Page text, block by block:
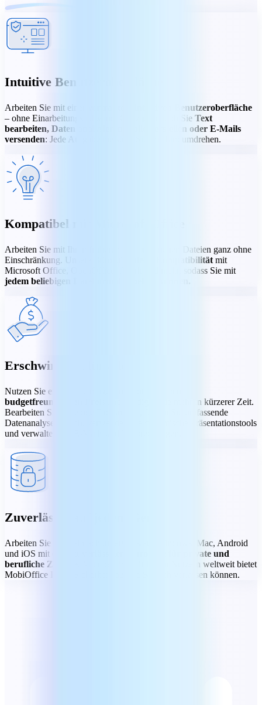
Intuitive Benutzeroberfläche
Arbeiten Sie mit einer
vertrauten, intuitiven Benutzeroberfläche
– ohne Einarbeitungsaufwand. Ganz gleich, ob Sie Text
bearbeiten, Daten analysieren, Folien erstellen oder E-Mails
versenden: Jede Aufgabe meistern Sie im Handumdrehen.
Kompatibel mit Microsoft Office
Arbeiten Sie mit Ihren früheren wie auch neuen Dateien ganz ohne
Einschränkung. Unsere Bürosuite
bietet Kompatibilität mit
Microsoft Office, OpenOffice, iWork und mehr, sodass Sie mit
jedem beliebigen Dateiformat arbeiten können.
Erschwinglich für alle
Nutzen Sie eine vollständige Bürosuite zu einem
budgetfreundlichen Preis
und erledigen Sie mehr in kürzerer Zeit.
Bearbeiten Sie beliebige Dokumente, führen Sie umfassende
Datenanalysen durch, verwenden Sie dynamische Präsentationstools
und verwalten Sie E-Mails und Besprechungen.
Zuverlässig auf jedem Gerät
Arbeiten Sie ganz einfach unterwegs auf Windows, Mac, Android
und iOS mit einer
zuverlässigen Bürosuite für private und
berufliche Zwecke.
Mit über 250 Millionen Nutzern weltweit bietet
MobiOffice Ihnen Sicherheit, auf die Sie sich verlassen können.